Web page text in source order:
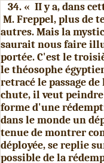
34. « II y a, dans
M. Freppel, plus de
autres. Mais la
saurait nous faire
portée. C'est le
le théosophe
retracé le passage
chute, il veut
forme d'une
dans le monde un
tenue de montrer
déployée, se replie
possible de la